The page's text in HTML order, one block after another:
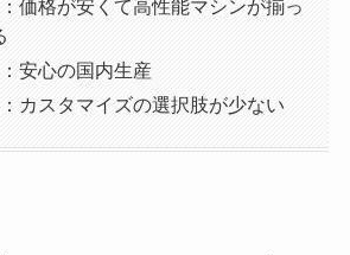
価格が安くて高性能マシンが揃っ
安心の国内生産
カスタマイズの選択肢が少ない